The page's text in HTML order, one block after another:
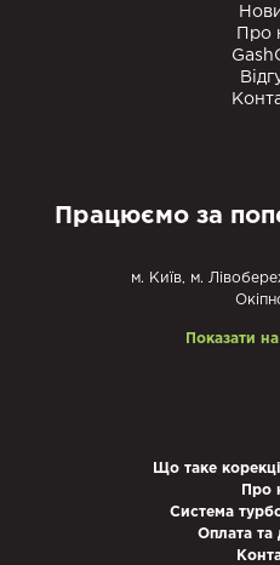
Про
Працюємо за
м. Київ, м.
Показати на
Що таке
Про
Система
Оплата та